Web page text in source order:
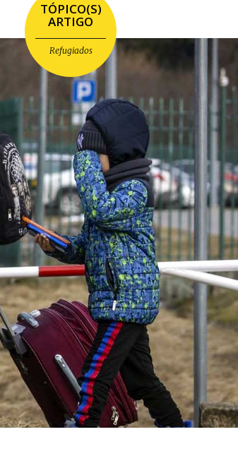
TÓPICO(S)
ARTIGO
Refugiados